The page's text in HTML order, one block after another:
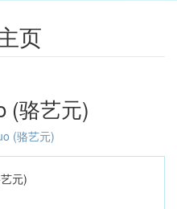
页
(骆艺元)
元)